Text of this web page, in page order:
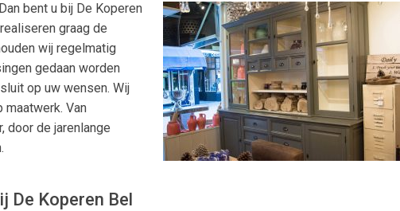
bent u bij De Koperen
graag de
wij regelmatig
gedaan worden
op uw wensen. Wij
Van
door de jarenlange
De Koperen Bel